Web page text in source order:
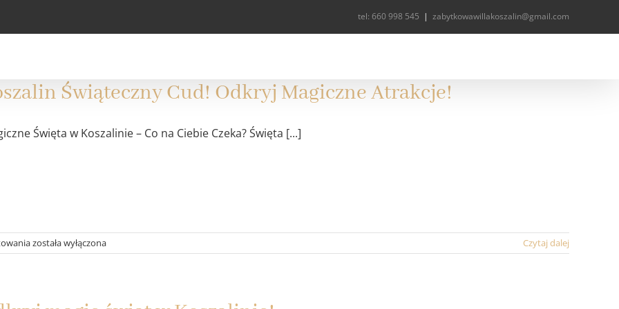
tel: 660 998 545 | zabytkowawillakoszalin@gmail.com
Świąteczny Cud! Odkryj Magiczne Atrakcje!
Święta w Koszalinie – Co na Ciebie Czeka? Święta [...]
Koszalin
Świąteczny
została wyłączona Czytaj dalej